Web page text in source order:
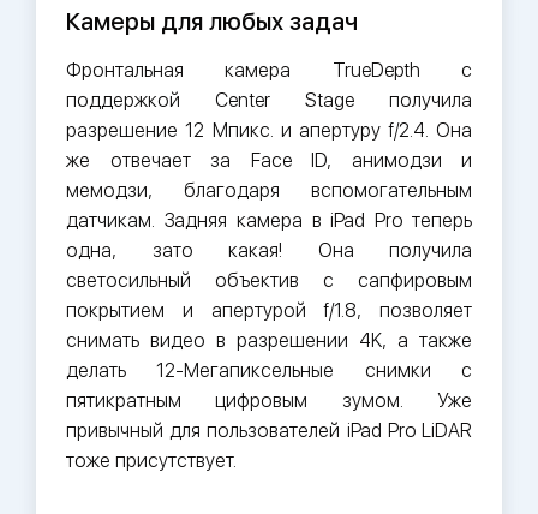
Камеры для любых задач
Фронтальная камера TrueDepth c
поддержкой Center Stage получила
разрешение 12 Мпикс. и апертуру f/2.4. Она
же отвечает за Face ID, анимодзи и
мемодзи, благодаря вспомогательным
датчикам. Задняя камера в iPad Pro теперь
одна, зато какая! Она получила
светосильный объектив с сапфировым
покрытием и апертурой f/1.8, позволяет
снимать видео в разрешении 4K, а также
делать 12-Мегапиксельные снимки с
пятикратным цифровым зумом. Уже
привычный для пользователей iPad Pro LiDAR
тоже присутствует.